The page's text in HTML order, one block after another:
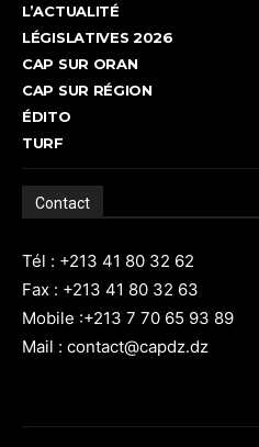
L’ACTUALITÉ
LÉGISLATIVES 2026
CAP SUR ORAN
CAP SUR RÉGION
ÉDITO
TURF
Contact
Tél : +213 41 80 32 62
Fax : +213 41 80 32 63
Mobile :+213 7 70 65 93 89
Mail : contact@capdz.dz